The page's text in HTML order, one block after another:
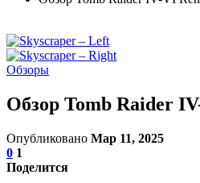
Обзоры
Обзор Tomb Raider
Опубликовано Мар 11, 2025
0 1
Поделится